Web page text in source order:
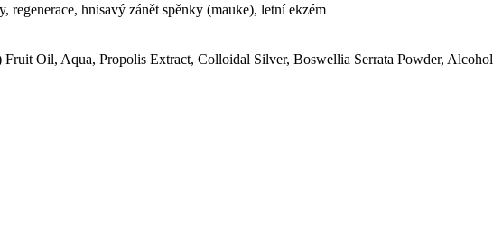
regenerace, hnisavý zánět spěnky (mauke), letní ekzém
Oil, Aqua, Propolis Extract, Colloidal Silver, Boswellia Serrata Powder, Alcohol